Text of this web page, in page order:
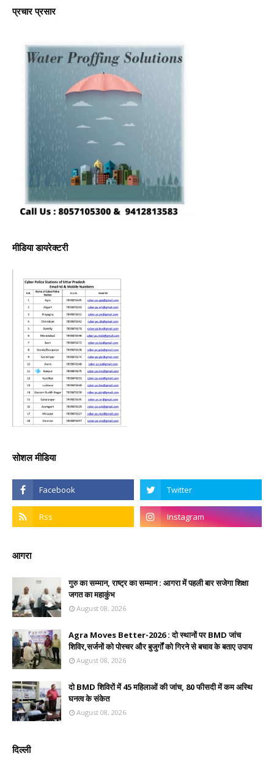
प्रचार प्रसार
मीडिया डायरेक्टरी
सोशल मीडिया
आगरा
गुरु का सम्मान, राष्ट्र का सम्मान : आगरा में पहली बार सजेगा शिक्षा
जगत का महाकुंभ
August 08, 2026
Agra Moves Better-2026 : दो स्थानों पर BMD जांच
शिविर,सर्जनों को पोस्चर और बुजुर्गों को गिरने से बचाव के बताए उपाय
August 08, 2026
दो BMD शिविरों में 45 महिलाओं की जांच, 80 फीसदी में कम अस्थि
घनत्व के संकेत
August 08, 2026
दिल्ली